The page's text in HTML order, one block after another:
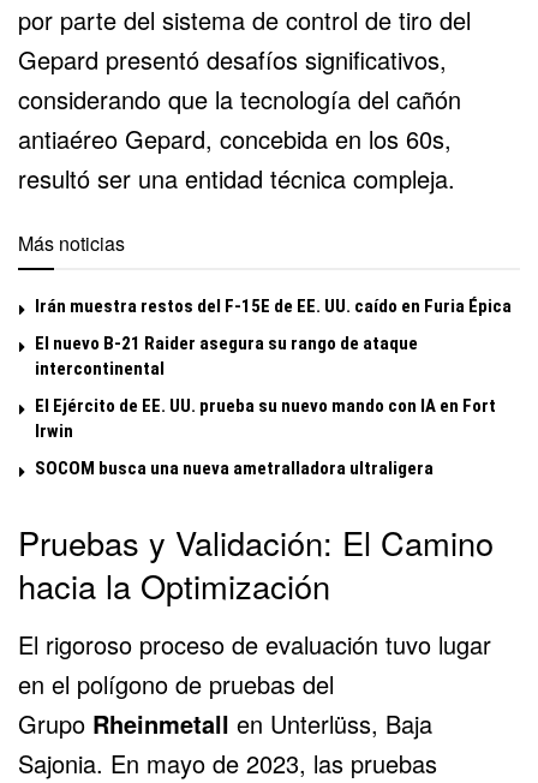
por parte del sistema de control de tiro del
Gepard presentó desafíos significativos,
considerando que la tecnología del cañón
antiaéreo Gepard, concebida en los 60s,
resultó ser una entidad técnica compleja.
Más noticias
Irán muestra restos del F-15E de EE. UU. caído en Furia Épica
El nuevo B-21 Raider asegura su rango de ataque
intercontinental
El Ejército de EE. UU. prueba su nuevo mando con IA en Fort
Irwin
SOCOM busca una nueva ametralladora ultraligera
Pruebas y Validación: El Camino
hacia la Optimización
El rigoroso proceso de evaluación tuvo lugar
en el polígono de pruebas del
Grupo Rheinmetall en Unterlüss, Baja
Sajonia. En mayo de 2023, las pruebas